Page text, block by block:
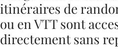
itinéraires de
ou en VTT sont
directement sans